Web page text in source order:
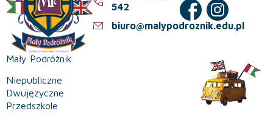
Mały Podróżnik
Niepubliczne
Dwujęzyczne
Przedszkole
542
biuro@malypodroznik.edu.pl